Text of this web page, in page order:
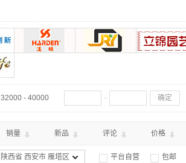
32000 - 40000 确定
销量 新品 评论 价格
陕西省 西安市 雁塔区 平台自营 包邮